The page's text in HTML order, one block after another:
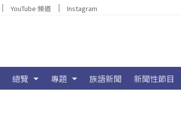
YouTube 頻道 Instagram
總覽 專題 族語新聞 新聞性節目